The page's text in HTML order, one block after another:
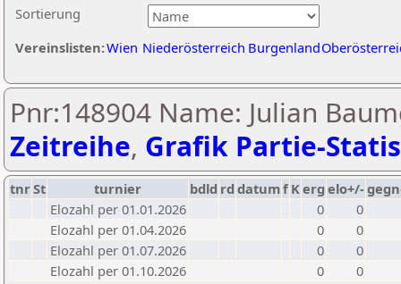
Sortierung
Vereinslisten:Wien Niederösterreich Burgenland
Pnr:148904 Name: Julian
Zeitreihe, Grafik Partie-
tnrSt turnier bdld rd datumf Kerg elo+/-
Elozahl per 01.01.2026
0
0
Elozahl per 01.04.2026
0
0
Elozahl per 01.07.2026
0
0
Elozahl per 01.10.2026
0 0